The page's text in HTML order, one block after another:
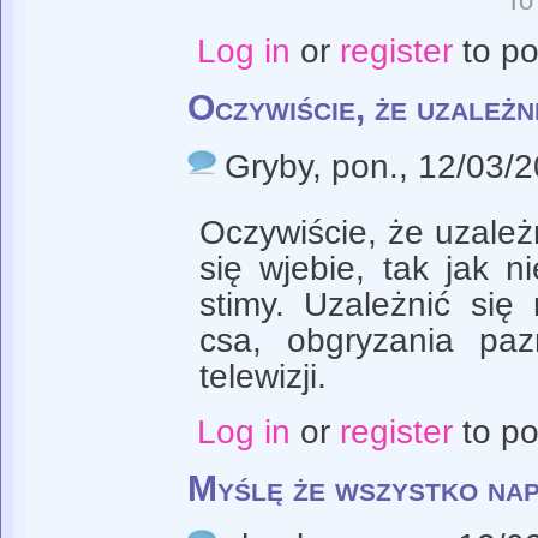
Log in or registerto
Oczywiście, że
Gryby, pon., 12/03/
Oczywiście, że
się wjebie, tak jak
stimy. Uzależnić
csa, obgryzania
telewizji.
Log in or registerto
Myślę że wszystko